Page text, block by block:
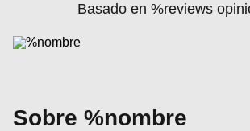
Basado en %reviews
Sobre %nombre